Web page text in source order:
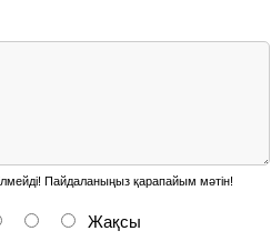
Пайдаланыңыз қарапайым мәтін!
Жақсы